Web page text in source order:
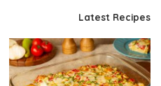
Latest Recipes